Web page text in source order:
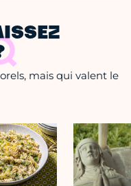
mais qui valent le